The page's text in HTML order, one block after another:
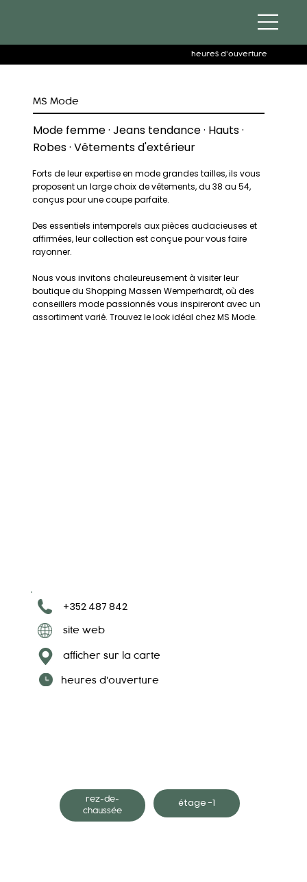
heures d'ouverture
MS Mode
Mode femme · Jeans tendance · Hauts ·
Robes · Vêtements d'extérieur
Forts de leur expertise en mode grandes tailles, ils vous
proposent un large choix de vêtements, du 38 au 54,
conçus pour une coupe parfaite.
Des essentiels intemporels aux pièces audacieuses et
affirmées, leur collection est conçue pour vous faire
rayonner.
Nous vous invitons chaleureusement à visiter leur
boutique du Shopping Massen Wemperhardt, où des
conseillers mode passionnés vous inspireront avec un
assortiment varié. Trouvez le look idéal chez MS Mode.
+352 487 842
site web
afficher sur la carte
heures d'ouverture
rez-de-
chaussée
étage -1